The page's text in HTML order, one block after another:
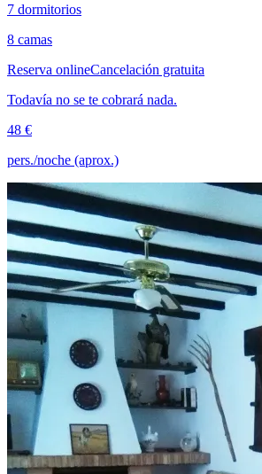
7 dormitorios
8 camas
Reserva onlineCancelación gratuita
Todavía no se te cobrará nada.
48 €
pers./noche (aprox.)